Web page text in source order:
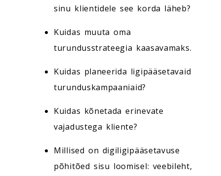
sinu klientidele see korda läheb?
Kuidas muuta oma
turundusstrateegia kaasavamaks.
Kuidas planeerida ligipääsetavaid
turunduskampaaniaid?
Kuidas kõnetada erinevate
vajadustega kliente?
Millised on digiligipääsetavuse
põhitõed sisu loomisel: veebileht,